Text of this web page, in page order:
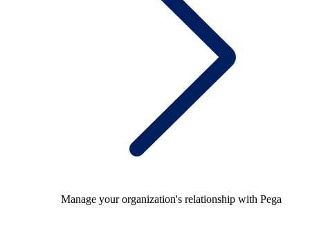
Manage your organization's relationship with Pega